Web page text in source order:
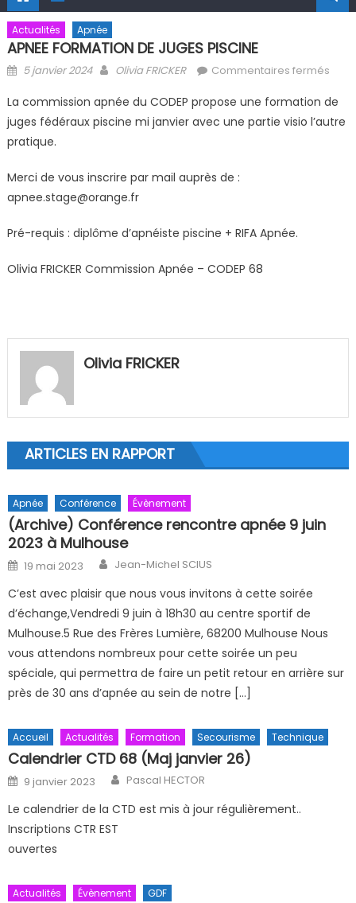
Actualités Apnée
APNEE FORMATION DE JUGES PISCINE
Posted on
5 janvier 2024 Author
Olivia FRICKER Commentaires fermés
DE
La commission apnée du CODEP propose une formation de
juges fédéraux piscine mi janvier avec une partie visio l’autre
pratique.
Merci de vous inscrire par mail auprès de :
apnee.stage@orange.fr
Pré-requis : diplôme d’apnéiste piscine + RIFA Apnée.
Olivia FRICKER Commission Apnée – CODEP 68
Olivia FRICKER
ARTICLES EN RAPPORT
Apnée Conférence Évènement
(Archive) Conférence rencontre apnée 9 juin
2023 à Mulhouse
Posted on
19 mai 2023 Author
Jean-Michel SCIUS
C’est avec plaisir que nous vous invitons à cette soirée
d’échange,Vendredi 9 juin à 18h30 au centre sportif de
Mulhouse.5 Rue des Frères Lumière, 68200 Mulhouse Nous
vous attendons nombreux pour cette soirée un peu
spéciale, qui permettra de faire un petit retour en arrière sur
près de 30 ans d’apnée au sein de notre […]
Accueil Actualités Formation Secourisme Technique
Calendrier CTD 68 (Maj janvier 26)
Posted on
9 janvier 2023 Author
Pascal HECTOR
Le calendrier de la CTD est mis à jour régulièrement..
Inscriptions CTR EST
ouvertes
Actualités Évènement GDF